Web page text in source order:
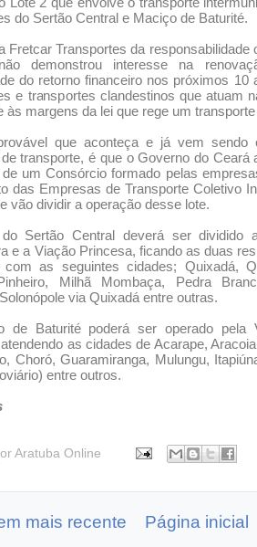
do Sertão Central e Maciço de Baturité.
Fretcar Transportes da responsabilidade
demonstrou interesse na
do retorno financeiro nos próximos 10
e transportes clandestinos que atuam
às margens da lei que rege um transporte
que aconteça e já vem sendo
transporte, é que o Governo do
um Consórcio formado pelas
das Empresas de Transporte Coletivo
vão dividir a operação desse lote.
Sertão Central deverá ser dividido
e a Viação Princesa, ficando as duas
com as seguintes cidades; Quixadá,
Milhã Mombaça, Pedra
via Quixadá entre outras.
de Baturité poderá ser operado
as cidades de Acarape,
Choró, Guaramiranga, Mulungu,
entre outros.
Aratuba Online
mais recente Página inicial